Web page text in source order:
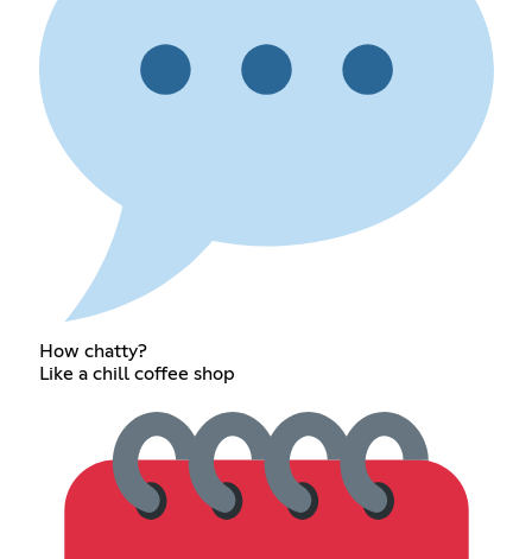
How chatty?
Like a chill coffee shop